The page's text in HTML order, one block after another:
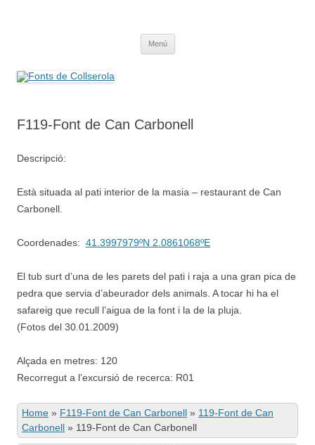
Menú
F119-Font de Can Carbonell
Descripció:
Està situada al pati interior de la masia – restaurant de Can
Carbonell.
Coordenades: 41.3997979ºN 2.0861068ºE
El tub surt d’una de les parets del pati i raja a una gran pica de
pedra que servia d’abeurador dels animals. A tocar hi ha el
safareig que recull l’aigua de la font i la de la pluja.
(Fotos del 30.01.2009)
Alçada en metres: 120
Recorregut a l’excursió de recerca: R01
Home » F119-Font de Can Carbonell » 119-Font de Can
Carbonell » 119-Font de Can Carbonell